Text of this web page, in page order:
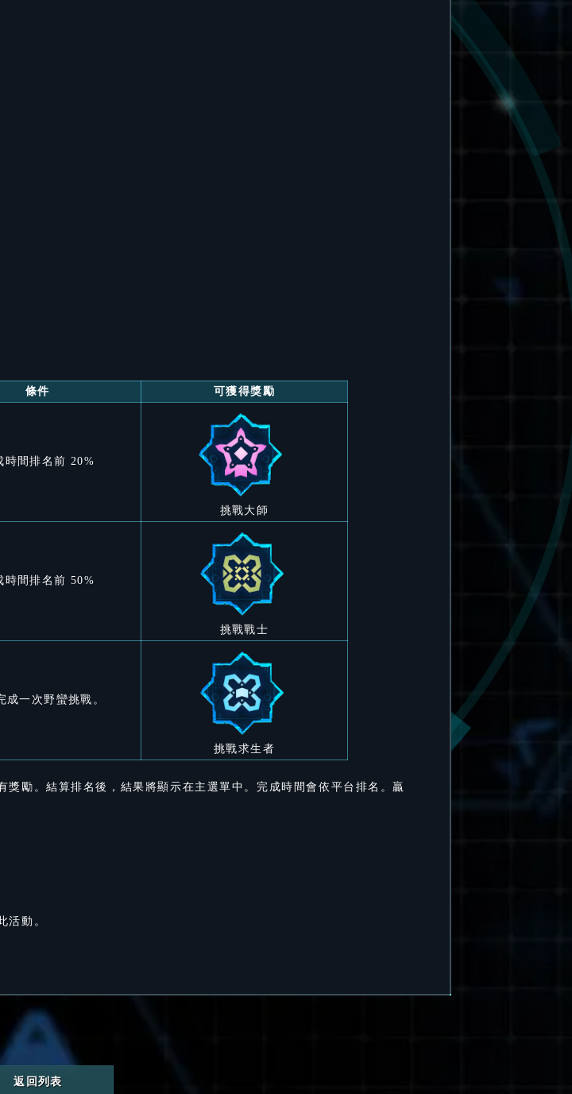
條件 可獲得獎勵
時間排名前 20%
挑戰大師
時間排名前 50%
挑戰戰士
成一次野蠻挑戰。
挑戰求生者
勵。結算排名後，結果將顯示在主選單中。完成時間會依平台排名。贏
活動。
返回列表